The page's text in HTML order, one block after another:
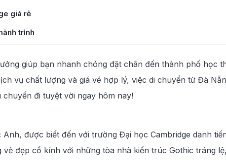
giá rẻ
trình
tâm
giúp bạn nhanh chóng đặt chân đến thành phố học
vụ chất lượng và giá vé hợp lý, việc di chuyển từ Đà
đi tuyệt vời ngay hôm nay!
được biết đến với trường Đại học Cambridge danh
vẻ đẹp cổ kính với những tòa nhà kiến trúc Gothic tráng